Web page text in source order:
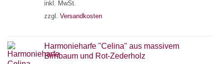
inkl. MwSt.
zzgl. Versandkosten
Harmonieharfe "Celina" aus massivem
Birnbaum und Rot-Zederholz